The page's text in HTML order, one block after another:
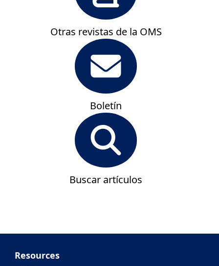
Otras revistas de la OMS
Boletín
Buscar artículos
Resources